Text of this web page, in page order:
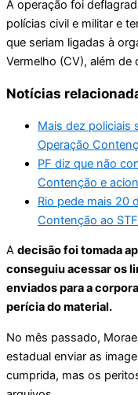
A operação foi
polícias civil e militar e
que seriam ligadas à
Vermelho (CV), além de
Notícias
Mais dez policiais
Operação
PF diz que não
Contenção e
Rio pede mais 20
Contenção ao
A decisão foi tomada
conseguiu acessar os
enviados para a
perícia do material.
No mês passado,
estadual enviar as
cumprida, mas os